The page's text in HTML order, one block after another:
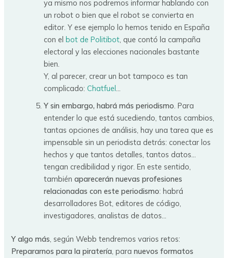
ya mismo nos podremos informar hablando con
un robot o bien que el robot se convierta en
editor. Y ese ejemplo lo hemos tenido en España
con el bot de Politibot, que contó la campaña
electoral y las elecciones nacionales bastante
bien.
Y, al parecer, crear un bot tampoco es tan
complicado:Chatfuel…
Y sin embargo, habrá más periodismo. Para
entender lo que está sucediendo, tantos cambios,
tantas opciones de análisis, hay una tarea que es
impensable sin un periodista detrás: conectar los
hechos y que tantos detalles, tantos datos…
tengan credibilidad y rigor. En este sentido,
tambiénaparecerán nuevas profesiones
relacionadas con este periodismo: habrá
desarrolladores Bot, editores de código,
investigadores, analistas de datos…
Y algo más, según Webb tendremos varios retos:
Prepararnos para la piratería, paranuevos formatos